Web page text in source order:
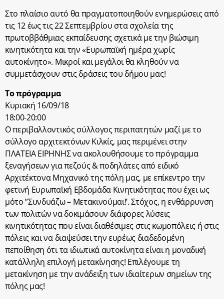
Στο πλαίσιο αυτό θα πραγματοποιηθούν ενημερώσεις από
τις 12 έως τις 22 Σεπτεμβρίου στα σχολεία της
πρωτοββάθμιας εκπαίδευσης σχετικά με την βιώσιμη
κινητικότητα και την «Ευρωπαϊκή ημέρα χωρίς
αυτοκίνητο». Μικροί και μεγάλοι θα κληθούν να
συμμετάσχουν στις δράσεις του δήμου μας!
Το πρόγραμμα
Κυριακή 16/09/18
18:00-20:00
Ο περιβαλλοντικός σύλλογος περιπατητών μαζί με το
σύλλογο αρχιτεκτόνων Κιλκίς, μας περιμένει στην
ΠΛΑΤΕΙΑ ΕΙΡΗΝΗΣ να ακολουθήσουμε το πρόγραμμα
ξεναγήσεων για πεζούς & ποδηλάτες από ειδικό
Αρχιτέκτονα Μηχανικό της πόλη μας, με επίκεντρο την
φετινή Ευρωπαϊκή Εβδομάδα Κινητικότητας που έχει ως
μότο ”Συνδυάζω – Μετακινούμαι!’. Στόχος, η ενθάρρυνση
των πολιτών να δοκιμάσουν διάφορες λύσεις
κινητικότητας που είναι διαθέσιμες στις κωμοπόλεις ή στις
πόλεις και να διαψεύσει την ευρέως διαδεδομένη
πεποίθηση ότι τα ιδιωτικά αυτοκίνητα είναι η μοναδική
κατάλληλη επιλογή μετακίνησης! Επιλέγουμε τη
μετακίνηση με την ανάδειξη των ιδιαίτερων σημείων της
πόλης μας!